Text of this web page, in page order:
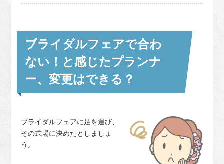
ブライダルフェアで合わ
ない！と感じたプランナ
ー、変更はできる？
ブライダルフェアに足を運び、
その式場に決めたとしましょ
う。